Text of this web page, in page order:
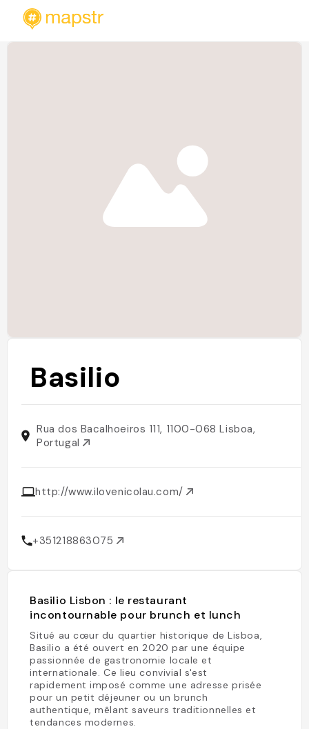
Basilio
Rua dos Bacalhoeiros 111, 1100-068 Lisboa,
Portugal
http://www.ilovenicolau.com/
+351218863075
Basilio Lisbon : le restaurant
incontournable pour brunch et lunch
Situé au cœur du quartier historique de Lisboa,
Basilio a été ouvert en 2020 par une équipe
passionnée de gastronomie locale et
internationale. Ce lieu convivial s'est
rapidement imposé comme une adresse prisée
pour un petit déjeuner ou un brunch
authentique, mêlant saveurs traditionnelles et
tendances modernes.